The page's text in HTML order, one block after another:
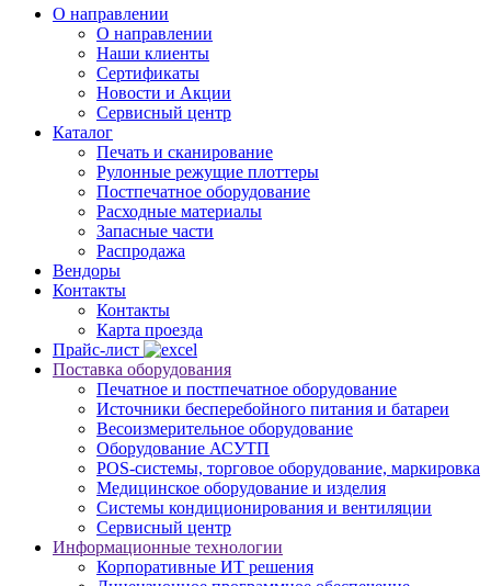
О направлении
О направлении
Наши клиенты
Сертификаты
Новости и Акции
Сервисный центр
Каталог
Печать и сканирование
Рулонные режущие плоттеры
Постпечатное оборудование
Расходные материалы
Запасные части
Распродажа
Вендоры
Контакты
Контакты
Карта проезда
Прайс-лист
Поставка оборудования
Печатное и постпечатное оборудование
Источники бесперебойного питания и батареи
Весоизмерительное оборудование
Оборудование АСУТП
POS-системы, торговое оборудование, маркировка
Медицинское оборудование и изделия
Системы кондиционирования и вентиляции
Сервисный центр
Информационные технологии
Корпоративные ИТ решения